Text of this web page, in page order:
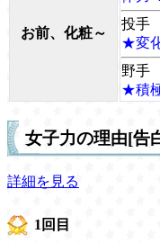
お前、化粧～
投手
★変
野手
★積
女子力の理由[告
詳細を見る
1回目